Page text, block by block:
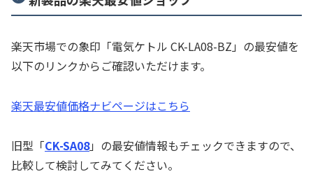
楽天市場での象印「電気ケトル CK-LA08-BZ」の最安値を
以下のリンクからご確認いただけます。
楽天最安値価格ナビページはこちら
旧型「CK-SA08」の最安値情報もチェックできますので、
比較して検討してみてください。